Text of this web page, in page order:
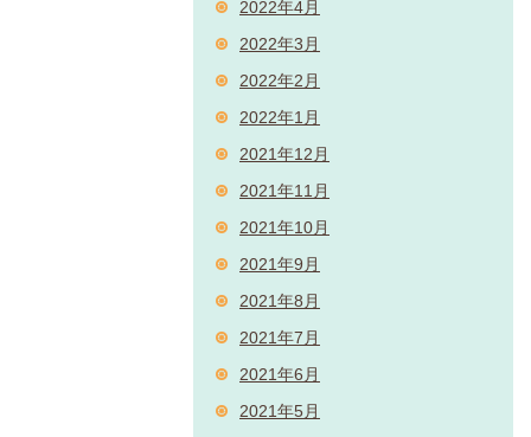
2022年4月
2022年3月
2022年2月
2022年1月
2021年12月
2021年11月
2021年10月
2021年9月
2021年8月
2021年7月
2021年6月
2021年5月